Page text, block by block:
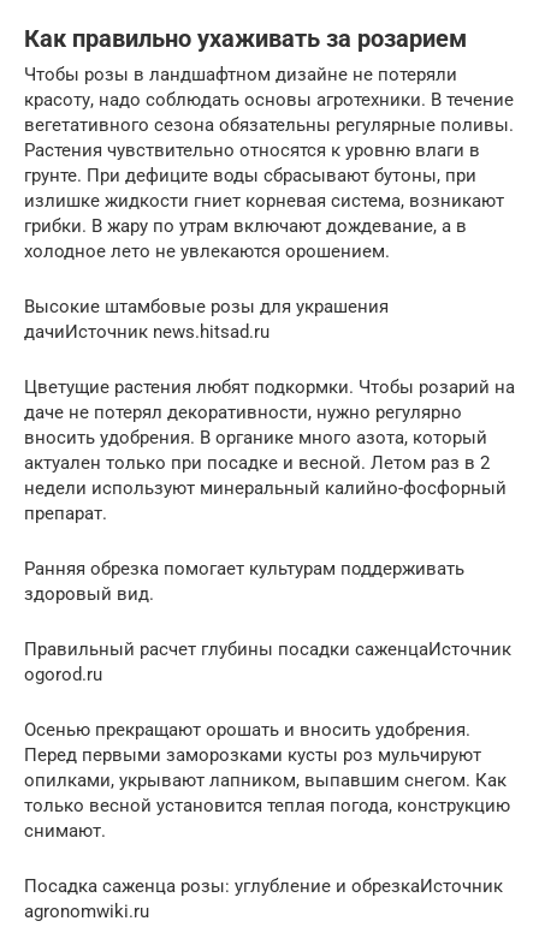
Как правильно ухаживать за розарием
Чтобы розы в ландшафтном дизайне не потеряли
красоту, надо соблюдать основы агротехники. В течение
вегетативного сезона обязательны регулярные поливы.
Растения чувствительно относятся к уровню влаги в
грунте. При дефиците воды сбрасывают бутоны, при
излишке жидкости гниет корневая система, возникают
грибки. В жару по утрам включают дождевание, а в
холодное лето не увлекаются орошением.
Высокие штамбовые розы для украшения
дачиИсточник news.hitsad.ru
Цветущие растения любят подкормки. Чтобы розарий на
даче не потерял декоративности, нужно регулярно
вносить удобрения. В органике много азота, который
актуален только при посадке и весной. Летом раз в 2
недели используют минеральный калийно-фосфорный
препарат.
Ранняя обрезка помогает культурам поддерживать
здоровый вид.
Правильный расчет глубины посадки саженцаИсточник
ogorod.ru
Осенью прекращают орошать и вносить удобрения.
Перед первыми заморозками кусты роз мульчируют
опилками, укрывают лапником, выпавшим снегом. Как
только весной установится теплая погода, конструкцию
снимают.
Посадка саженца розы: углубление и обрезкаИсточник
agronomwiki.ru